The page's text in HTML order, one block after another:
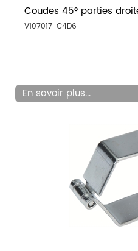
Coudes 45° parties
V107017-C4D6
En savoir plus...